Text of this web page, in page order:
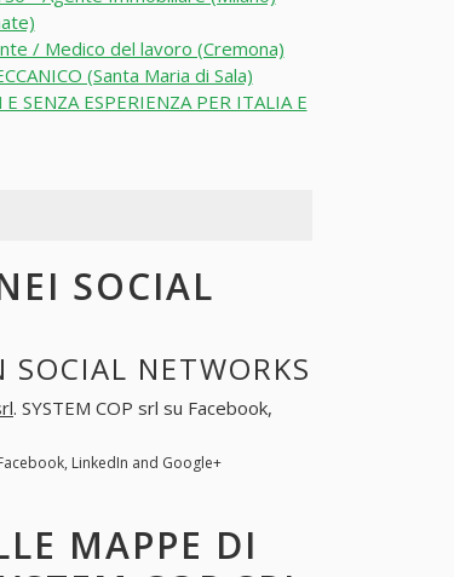
/ Medico del lavoro (Cremona)
(Santa Maria di Sala)
SENZA ESPERIENZA PER ITALIA E
SOCIAL
SOCIAL NETWORKS
. SYSTEM COP srl su Facebook,
Facebook, LinkedIn and Google+
MAPPE DI